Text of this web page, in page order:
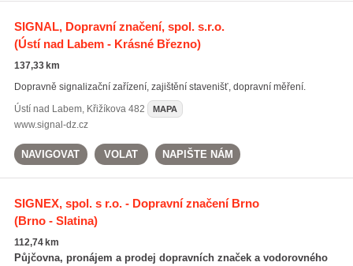
SIGNAL, Dopravní značení, spol. s.r.o.
(Ústí nad Labem - Krásné Březno)
137,33 km
Dopravně signalizační zařízení, zajištění stavenišť, dopravní měření.
Ústí nad Labem, Křižíkova 482 MAPA
www.signal-dz.cz
NAVIGOVAT VOLAT NAPIŠTE NÁM
SIGNEX, spol. s r.o. - Dopravní značení Brno
(Brno - Slatina)
112,74 km
Půjčovna, pronájem a prodej dopravních značek a vodorovného